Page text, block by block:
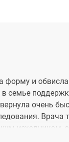
форму и
семье
очень
исходником,